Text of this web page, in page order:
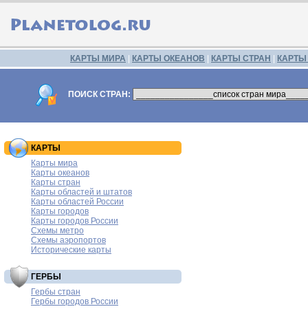
КАРТЫ МИРА КАРТЫ ОКЕАНОВ КАРТЫ СТРАН
ПОИСК СТРАН:
КАРТЫ
Карты мира
Карты океанов
Карты стран
Карты областей и штатов
Карты областей России
Карты городов
Карты городов России
Схемы метро
Схемы аэропортов
Исторические карты
ГЕРБЫ
Гербы стран
Гербы городов России